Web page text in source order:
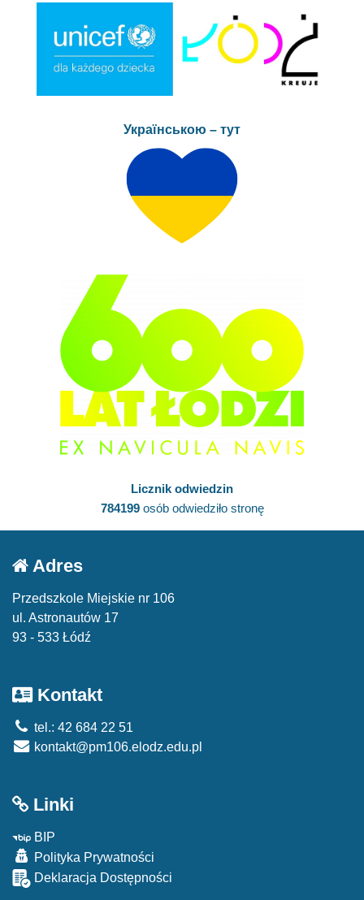
Українською – тут
Licznik odwiedzin
784199osób odwiedziło stronę
Adres
Przedszkole Miejskie nr 106
ul. Astronautów 17
93 - 533 Łódź
Kontakt
tel.: 42 684 22 51
kontakt@pm106.elodz.edu.pl
Linki
BIP
Polityka Prywatności
Deklaracja Dostępności